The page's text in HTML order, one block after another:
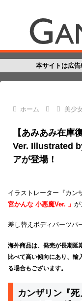
本サイトは広
ホーム 美少
【あみあみ在庫
Ver. Illustrated
アが登場！
イラストレーター『カン
宮かんな 小悪魔Ver. 」 が
差し替えボディパーツパ
海外商品は、発売が長期延
比べて高い傾向にあり、輸
る場合もございます。
カンザリン『